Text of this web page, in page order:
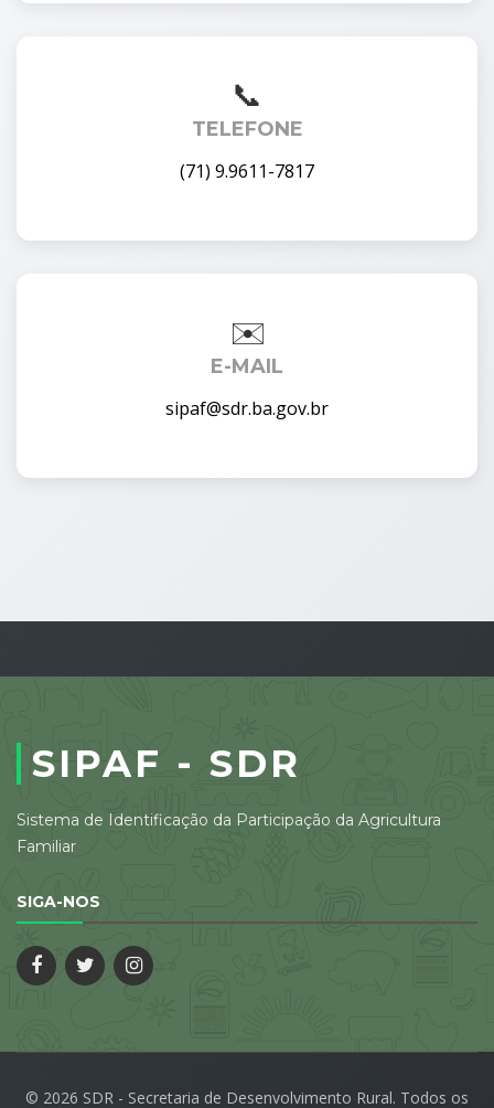
TELEFONE
(71) 9.9611-7817
E-MAIL
sipaf@sdr.ba.gov.br
SIPAF - SDR
Sistema de Identificação da Participação da Agricultura
Familiar
SIGA-NOS
© 2026 SDR - Secretaria de Desenvolvimento Rural. Todos os